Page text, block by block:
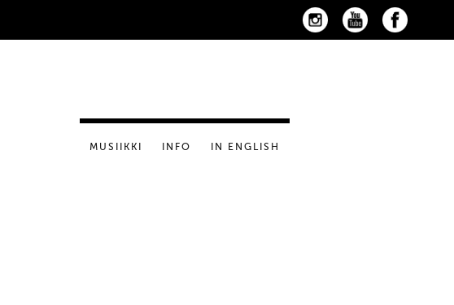
MUSIIKKI INFO IN ENGLISH